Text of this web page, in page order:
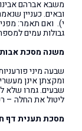
משבא אברהם
ובאים. כעניין
י). ואם תאמר:
גבולות עמים
משנה מסכת
שבעה מיני
ומקצתן אינן
שבעים. גמרו שלא
ליטול את החלה –
מסכת תענית דף